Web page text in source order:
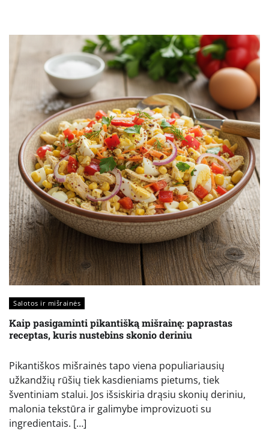
Salotos ir mišrainės
Kaip pasigaminti pikantišką mišrainę: paprastas
receptas, kuris nustebins skonio deriniu
Pikantiškos mišrainės tapo viena populiariausių
užkandžių rūšių tiek kasdieniams pietums, tiek
šventiniam stalui. Jos išsiskiria drąsiu skonių deriniu,
malonia tekstūra ir galimybe improvizuoti su
ingredientais. […]